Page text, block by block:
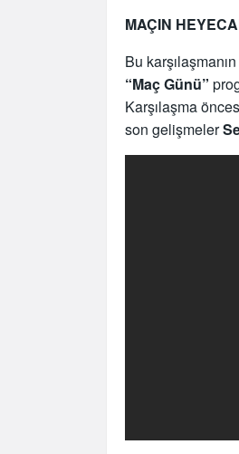
MAÇIN
Bu
“Maç Günü”
Karşılaşma
son gelişmeler